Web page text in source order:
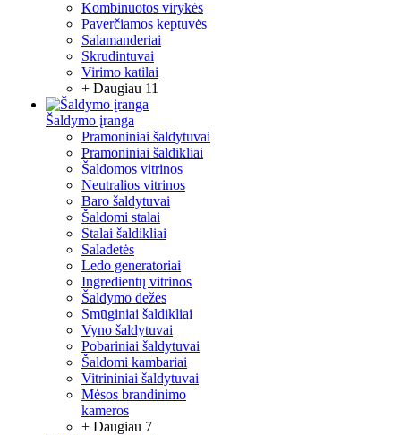
Kombinuotos virykės
Paverčiamos keptuvės
Salamanderiai
Skrudintuvai
Virimo katilai
+ Daugiau 11
Šaldymo įranga
Pramoniniai šaldytuvai
Pramoniniai šaldikliai
Šaldomos vitrinos
Neutralios vitrinos
Baro šaldytuvai
Šaldomi stalai
Stalai šaldikliai
Saladetės
Ledo generatoriai
Ingredientų vitrinos
Šaldymo dežės
Smūginiai šaldikliai
Vyno šaldytuvai
Pobariniai šaldytuvai
Šaldomi kambariai
Vitrininiai šaldytuvai
Mėsos brandinimo
kameros
+ Daugiau 7